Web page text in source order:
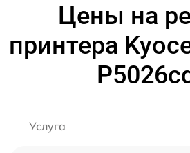
Цены на
принтера
Услуга